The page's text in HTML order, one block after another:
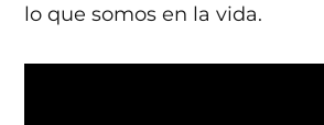
lo que somos en la vida.